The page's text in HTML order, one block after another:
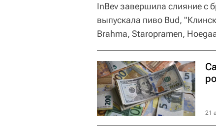
InBev завершила слияние с
выпускала пиво Bud,
Brahma, Staropramen,
21